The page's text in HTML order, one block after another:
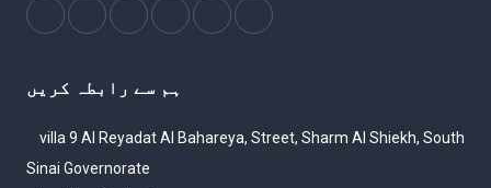
ہم سے رابطہ کریں
villa 9 Al Reyadat Al Bahareya, Street, Sharm Al Shiekh, South
Sinai Governorate